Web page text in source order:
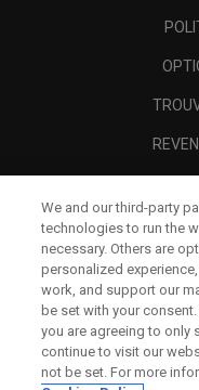
We and our third-party
technologies to run the
necessary. Others are
personalized
work, and support our
be set with your
you are agreeing to only
continue to visit our
not be set. For more